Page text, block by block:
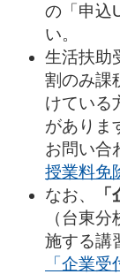
の「申込
い。
生活扶助
割のみ課
けている
がありま
お問い合
授業料免
なお、
（台東
施する講
「企業